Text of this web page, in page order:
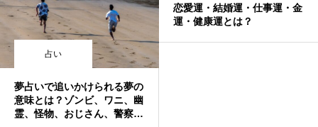
占い
夢占いで追いかけられる夢の
意味とは？ゾンビ、ワニ、幽
霊、怪物、おじさん、警察、
恋愛運・結婚運・仕事運・金
運・健康運とは？￼